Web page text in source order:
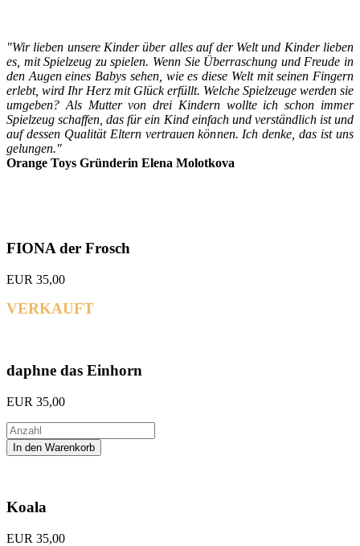
"Wir lieben unsere Kinder über alles auf der Welt und Kinder lieben
es, mit Spielzeug zu spielen. Wenn Sie Überraschung und Freude in
den Augen eines Babys sehen, wie es diese Welt mit seinen Fingern
erlebt, wird Ihr Herz mit Glück erfüllt. Welche Spielzeuge werden sie
umgeben? Als Mutter von drei Kindern wollte ich schon immer
Spielzeug schaffen, das für ein Kind einfach und verständlich ist und
auf dessen Qualität Eltern vertrauen können. Ich denke, das ist uns
gelungen."
Orange Toys Gründerin Elena Molotkova
FIONA der Frosch
EUR 35,00
VERKAUFT
daphne das Einhorn
EUR 35,00
Koala
EUR 35,00